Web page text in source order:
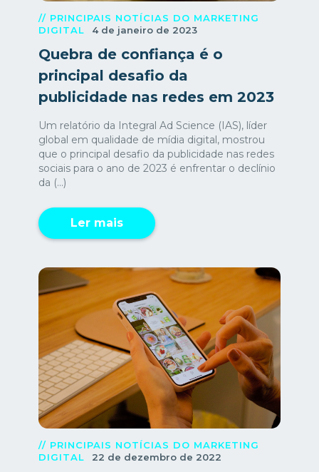
// PRINCIPAIS NOTÍCIAS DO MARKETING
DIGITAL
4 de janeiro de 2023
Quebra de confiança é o
principal desafio da
publicidade nas redes em 2023
Um relatório da Integral Ad Science (IAS), líder
global em qualidade de mídia digital, mostrou
que o principal desafio da publicidade nas redes
sociais para o ano de 2023 é enfrentar o declínio
da (...)
Ler mais
// PRINCIPAIS NOTÍCIAS DO MARKETING
DIGITAL
22 de dezembro de 2022